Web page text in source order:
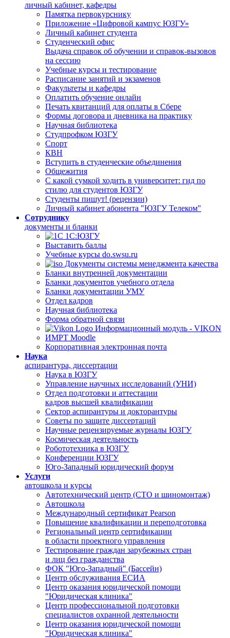
личный кабинет, кафедры
Памятка первокурснику
Приложение «Цифровой кампус ЮЗГУ»
Личный кабинет студента
Студенческий офис
Выдача справок об обучении и справок-вызовов
на сессию
Учебные курсы и тестирование
Расписание занятий и экзаменов
Факультеты и кафедры
Оплатить обучение онлайн
Печать квитанций для оплаты в Сбере
Формы договора и дневника на практику
Научная библиотека
Студпрофком ЮЗГУ
Спорт
КВН
Вступить в студенческие объединения
Общежития
С какой сумкой ходить в университет: гид по
стилю для студентов ЮЗГУ
Студенты пишут! (рецензии)
Личный кабинет абонента "ЮЗГУ Телеком"
Сотруднику
документы и бланки
1С:ЮЗГУ
Выставить баллы
Учебные курсы do.swsu.ru
Документы системы менеджмента качества
Бланки внутренней документации
Бланки документов учебного отдела
Бланки документации УМУ
Отдел кадров
Научная библиотека
Форма обратной связи
Информационный модуль - VIKON
ИМРТ Moodle
Корпоративная электронная почта
Наука
аспирантура, диссертации
Наука в ЮЗГУ
Управление научных исследований (УНИ)
Отдел подготовки и аттестации
кадров высшей квалификации
Сектор аспирантуры и докторантуры
Советы по защите диссертаций
Научные рецензируемые журналы ЮЗГУ
Космическая деятельность
Робототехника в ЮЗГУ
Конференции ЮЗГУ
Юго-Западный юридический форум
Услуги
автошкола и курсы
Автотехнический центр (СТО и шиномонтаж)
Автошкола
Международный сертификат Pearson
Повышение квалификации и переподготовка
Региональный центр сертификации
в области проектного управления
Тестирование граждан зарубежных стран
и лиц без гражданства
ФОК "Юго-Западный" (Бассейн)
Центр обслуживания ЕСИА
Центр оказания юридической помощи
"Юридическая клиника"
Центр профессиональной подготовки
специалистов охранной деятельности
Центр оказания юридической помощи
"Юридическая клиника"